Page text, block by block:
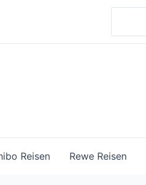
Reisen Rewe Reisen